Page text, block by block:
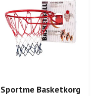
Sportme Basketkorg